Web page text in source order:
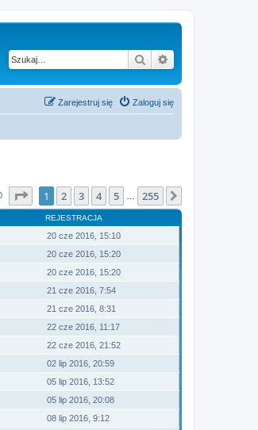
Szukaj
Zaloguj się
Zarejestruj się
Strona1 255
1 2 3 4 5 255
REJESTRACJA
20 cze 2016, 15:10
20 cze 2016, 15:20
20 cze 2016, 15:20
21 cze 2016, 7:54
21 cze 2016, 8:31
22 cze 2016, 11:17
22 cze 2016, 21:52
02 lip 2016, 20:59
05 lip 2016, 13:52
05 lip 2016, 20:08
08 lip 2016, 9:12